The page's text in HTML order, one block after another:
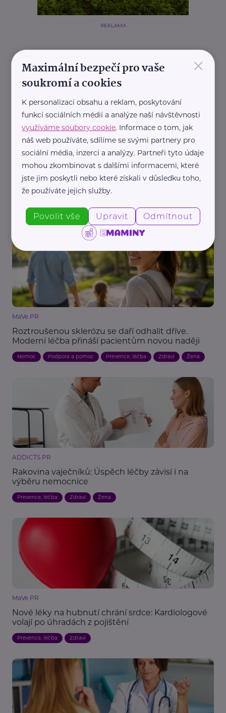
REKLAMA
Další články
ADDICTS PR
Vaping zvyšuje riziko rakoviny. Nová studie vyvrací
Bezpečnost Prevence, léčba Zdraví
MaVe PR
Roztroušenou sklerózu se daří odhalit dříve.
Moderní léčba přináší pacientům novou naději
Nemoc Podpora a pomoc Prevence, léčba Zdraví Žena
ADDICTS PR
Rakovina vaječníků: Úspěch léčby závisí i na
výběru nemocnice
Prevence, léčba Zdraví Žena
MaVe PR
Nové léky na hubnutí chrání srdce: Kardiologové
volají po úhradách z pojištění
Prevence, léčba Zdraví
×
Maximální bezpečí pro vaše
soukromí a cookies
K personalizaci obsahu a reklam, poskytování
funkcí sociálních médií a analýze naší návštěvnosti
využíváme soubory cookie. Informace o tom, jak
náš web používáte, sdílíme se svými partnery pro
sociální média, inzerci a analýzy. Partneři tyto údaje
mohou zkombinovat s dalšími informacemi, které
jste jim poskytli nebo které získali v důsledku toho,
že používáte jejich služby.
Povolit vše Upravit Odmítnout